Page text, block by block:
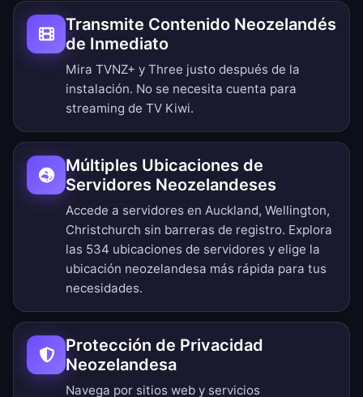
Transmite Contenido Neozelandés
de Inmediato
Mira TVNZ+ y Three justo después de la
instalación. No se necesita cuenta para
streaming de TV Kiwi.
Múltiples Ubicaciones de
Servidores Neozelandeses
Accede a servidores en Auckland, Wellington,
Christchurch sin barreras de registro. Explora
las 534 ubicaciones de servidores y elige la
ubicación neozelandesa más rápida para tus
necesidades.
Protección de Privacidad
Neozelandesa
Navega por sitios web y servicios